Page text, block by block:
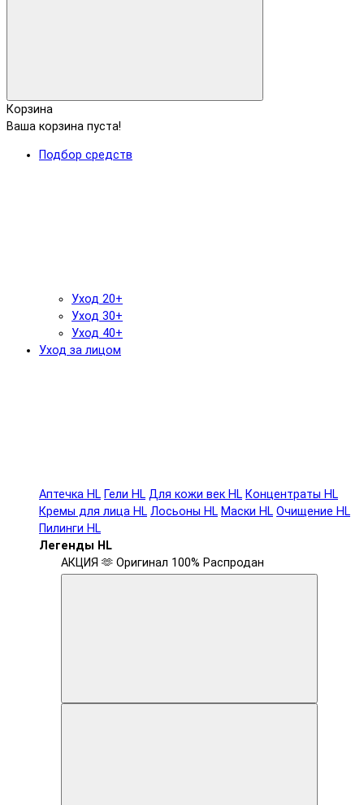
Корзина
Ваша корзина пуста!
Подбор средств
Уход 20+
Уход 30+
Уход 40+
Уход за лицом
Аптечка HL Гели HL Для кожи век HL Концентраты HL
Кремы для лица HL Лосьоны HL Маски HL Очищение HL
Пилинги HL
Легенды HL
АКЦИЯ 🫶 Оригинал 100% Распродан